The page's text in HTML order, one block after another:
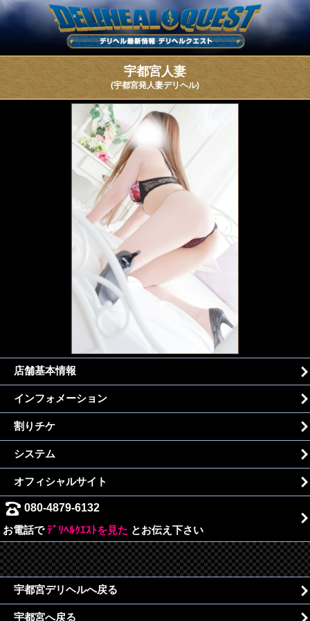
宇都宮人妻
(宇都宮発人妻デリヘル)
店舗基本情報
インフォメーション
割りチケ
システム
オフィシャルサイト
080-4879-6132
お電話でﾃﾞﾘﾍﾙｸｴｽﾄを見た とお伝え下さい
宇都宮デリヘルへ戻る
宇都宮へ戻る